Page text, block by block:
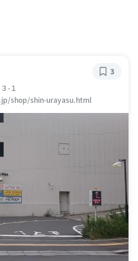
-１
shop/shin-urayasu.html
3